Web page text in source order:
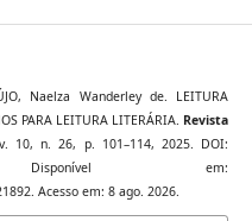
Naelza Wanderley de. LEITURA
PARA LEITURA LITERÁRIA. Revista
10, n. 26, p. 101–114, 2025. DOI:
Disponível em:
Acesso em: 8 ago. 2026.